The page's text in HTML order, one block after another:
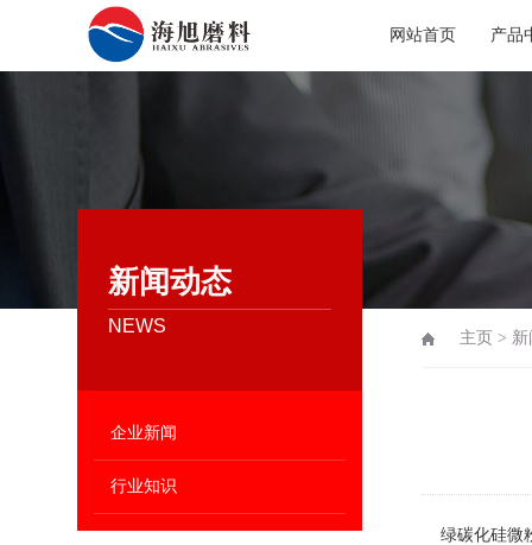
网站首页 产品
新闻动态
NEWS
企业新闻
行业知识
主页 >
绿碳化硅微